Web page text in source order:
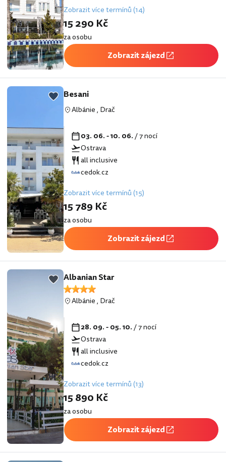
Zobrazit více termínů (14)
15 290 Kč
za osobu
Zobrazit zájezd
Besani
Albánie, Drač
03. 06. - 10. 06./ 7 nocí
Ostrava
all inclusive
cedok.cz
Zobrazit více termínů (15)
15 789 Kč
za osobu
Zobrazit zájezd
Albanian Star
Albánie, Drač
28. 09. - 05. 10./ 7 nocí
Ostrava
all inclusive
cedok.cz
Zobrazit více termínů (13)
15 890 Kč
za osobu
Zobrazit zájezd